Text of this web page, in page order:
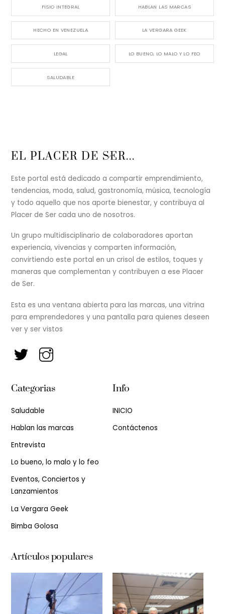
FISIO INTEGRAL HABLAN LAS MARCAS
HECHO EN VENEZUELA LA VERGARA GEEK
LEGAL LO BUENO, LO MALO Y LO FEO
SALUDABLE
Back
Top
EL PLACER DE SER...
Este portal está dedicado a compartir emprendimiento,
tendencias, moda, salud, gastronomía, música, tecnología
y todo aquello que nos aporte bienestar, y contribuya al
Placer de Ser cada uno de nosotros.
Un grupo multidisciplinario de colaboradores aportan
experiencia, vivencias y comparten información,
convirtiendo este portal en un crisol de estilos, toques y
maneras que complementan y contribuyen a ese Placer
de Ser.
Esta es una ventana abierta para las marcas, una vitrina
para emprendedores y una pantalla para quienes deseen
ver y ser vistos
Categorias
Saludable
Hablan las marcas
Entrevista
Lo bueno, lo malo y lo feo
Eventos, Conciertos y
Lanzamientos
La Vergara Geek
Bimba Golosa
Info
INICIO
Contáctenos
Artículos populares